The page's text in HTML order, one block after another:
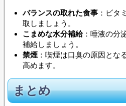
バランスの取れた食事：ビタ
取しましょう。
こまめな水分補給：唾液の分
補給しましょう。
禁煙：喫煙は口臭の原因とな
高めます。
まとめ